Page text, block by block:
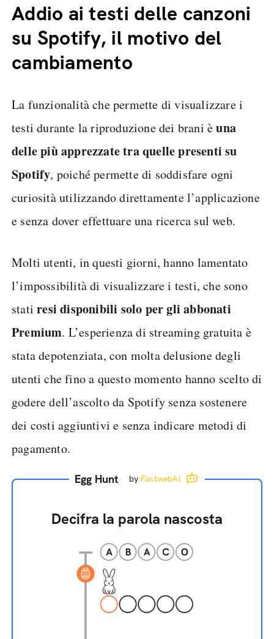
Addio ai testi delle canzoni
su Spotify, il motivo del
cambiamento
La funzionalità che permette di visualizzare i
testi durante la riproduzione dei brani èuna
delle più apprezzate tra quelle presenti su
Spotify, poiché permette di soddisfare ogni
curiosità utilizzando direttamente l’applicazione
e senza dover effettuare una ricerca sul web.
Molti utenti, in questi giorni, hanno lamentato
l’impossibilità di visualizzare i testi, che sono
statiresi disponibili solo per gli abbonati
Premium. L’esperienza di streaming gratuita è
stata depotenziata, con molta delusione degli
utenti che fino a questo momento hanno scelto di
godere dell’ascolto da Spotify senza sostenere
dei costi aggiuntivi e senza indicare metodi di
pagamento.
Egg Hunt by FastwebAI
Decifra la parola nascosta